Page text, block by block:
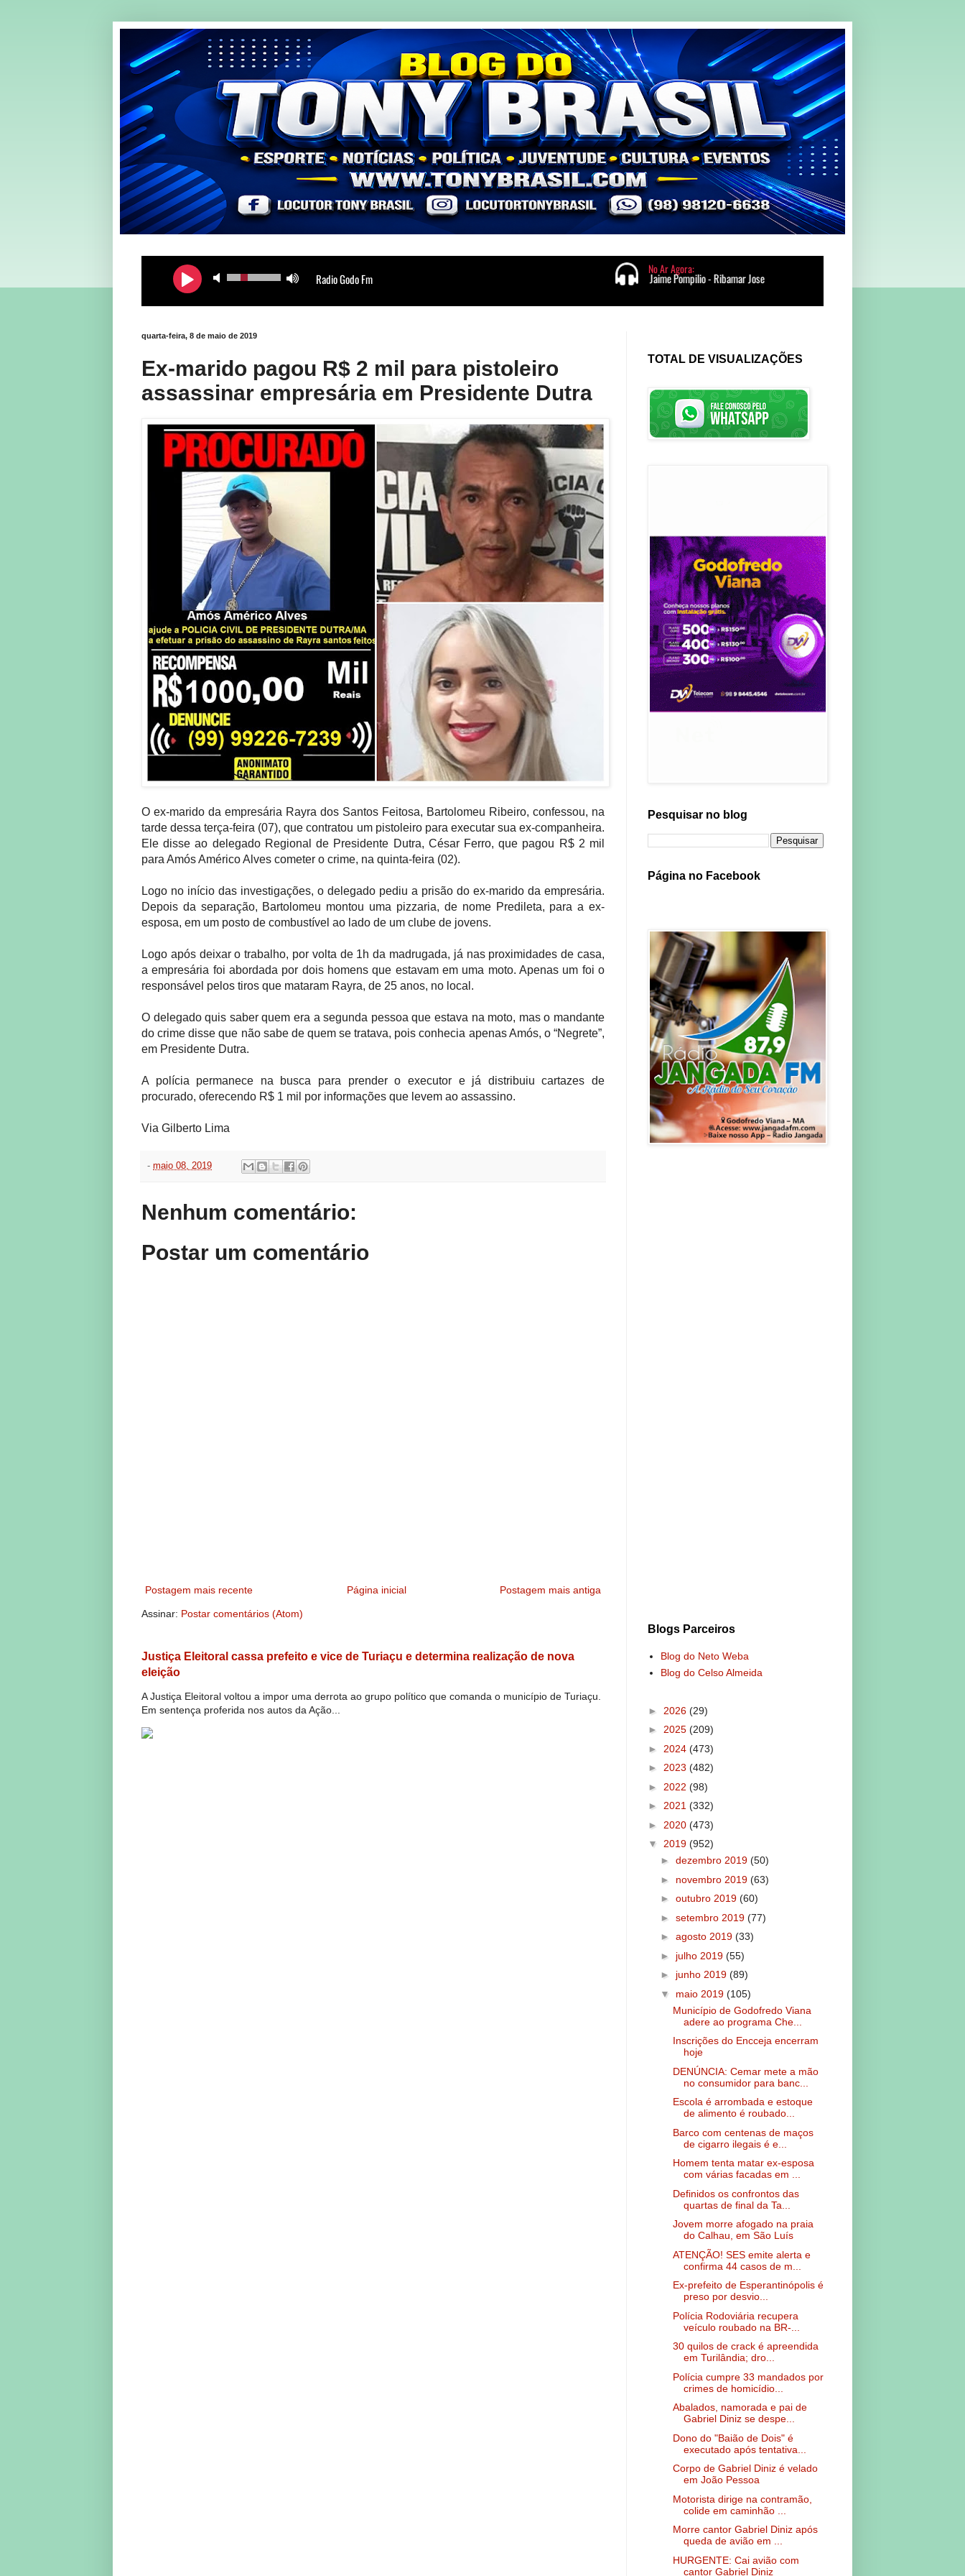
quarta-feira, 8 de maio de 2019
Ex-marido pagou R$ 2 mil para pistoleiro
assassinar empresária em Presidente Dutra
O ex-marido da empresária Rayra dos Santos Feitosa, Bartolomeu Ribeiro, confessou, na
tarde dessa terça-feira (07), que contratou um pistoleiro para executar sua ex-companheira.
Ele disse ao delegado Regional de Presidente Dutra, César Ferro, que pagou R$ 2 mil
para Amós Américo Alves cometer o crime, na quinta-feira (02).
Logo no início das investigações, o delegado pediu a prisão do ex-marido da empresária.
Depois da separação, Bartolomeu montou uma pizzaria, de nome Predileta, para a ex-
esposa, em um posto de combustível ao lado de um clube de jovens.
Logo após deixar o trabalho, por volta de 1h da madrugada, já nas proximidades de casa,
a empresária foi abordada por dois homens que estavam em uma moto. Apenas um foi o
responsável pelos tiros que mataram Rayra, de 25 anos, no local.
O delegado quis saber quem era a segunda pessoa que estava na moto, mas o mandante
do crime disse que não sabe de quem se tratava, pois conhecia apenas Amós, o “Negrete”,
em Presidente Dutra.
A polícia permanece na busca para prender o executor e já distribuiu cartazes de
procurado, oferecendo R$ 1 mil por informações que levem ao assassino.
Via Gilberto Lima
- maio 08, 2019
Nenhum comentário:
Postar um comentário
Postagem mais recente Postagem mais antiga
Página inicial
Assinar: Postar comentários (Atom)
Justiça Eleitoral cassa prefeito e vice de Turiaçu e determina realização de nova
eleição
A Justiça Eleitoral voltou a impor uma derrota ao grupo político que comanda o município de Turiaçu.
Em sentença proferida nos autos da Ação...
TOTAL DE VISUALIZAÇÕES
Pesquisar no blog
Página no Facebook
Blogs Parceiros
Blog do Neto Weba
Blog do Celso Almeida
► 2026 (29)
► 2025 (209)
► 2024 (473)
► 2023 (482)
► 2022 (98)
► 2021 (332)
► 2020 (473)
▼ 2019 (952)
► dezembro 2019 (50)
► novembro 2019 (63)
► outubro 2019 (60)
► setembro 2019 (77)
► agosto 2019 (33)
► julho 2019 (55)
► junho 2019 (89)
▼ maio 2019 (105)
Município de Godofredo Viana
adere ao programa Che...
Inscrições do Encceja encerram
hoje
DENÚNCIA: Cemar mete a mão
no consumidor para banc...
Escola é arrombada e estoque
de alimento é roubado...
Barco com centenas de maços
de cigarro ilegais é e...
Homem tenta matar ex-esposa
com várias facadas em ...
Definidos os confrontos das
quartas de final da Ta...
Jovem morre afogado na praia
do Calhau, em São Luís
ATENÇÃO! SES emite alerta e
confirma 44 casos de m...
Ex-prefeito de Esperantinópolis é
preso por desvio...
Polícia Rodoviária recupera
veículo roubado na BR-...
30 quilos de crack é apreendida
em Turilândia; dro...
Polícia cumpre 33 mandados por
crimes de homicídio...
Abalados, namorada e pai de
Gabriel Diniz se despe...
Dono do "Baião de Dois" é
executado após tentativa...
Corpo de Gabriel Diniz é velado
em João Pessoa
Motorista dirige na contramão,
colide em caminhão ...
Morre cantor Gabriel Diniz após
queda de avião em ...
HURGENTE: Cai avião com
cantor Gabriel Diniz